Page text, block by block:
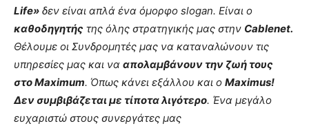
Life» δεν είναι απλά ένα όμορφο slogan. Είναι ο
καθοδηγητής της όλης στρατηγικής μας στην Cablenet.
Θέλουμε οι Συνδρομητές μας να καταναλώνουν τις
υπηρεσίες μας και να απολαμβάνουν την ζωή τους
στοMaximum. Όπως κάνει εξάλλου και ο Maximus!
Δεν συμβιβάζεται με τίποτα λιγότερο. Ένα μεγάλο
ευχαριστώ στους συνεργάτες μας